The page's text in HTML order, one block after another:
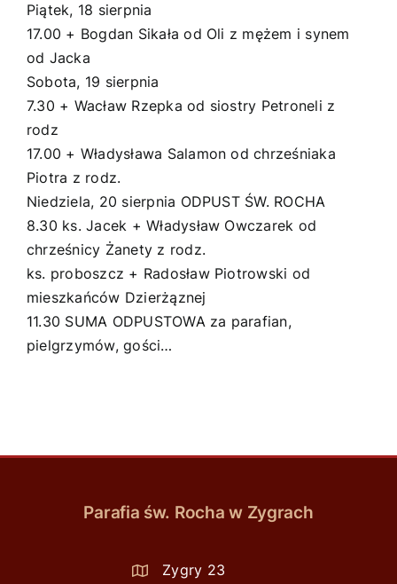
Piątek, 18 sierpnia
17.00 + Bogdan Sikała od Oli z mężem i synem
od Jacka
Sobota, 19 sierpnia
7.30 + Wacław Rzepka od siostry Petroneli z
rodz
17.00 + Władysława Salamon od chrześniaka
Piotra z rodz.
Niedziela, 20 sierpnia ODPUST ŚW. ROCHA
8.30 ks. Jacek + Władysław Owczarek od
chrześnicy Żanety z rodz.
ks. proboszcz + Radosław Piotrowski od
mieszkańców Dzierżąznej
11.30 SUMA ODPUSTOWA za parafian,
pielgrzymów, gości…
Parafia św. Rocha w Zygrach
Zygry 23